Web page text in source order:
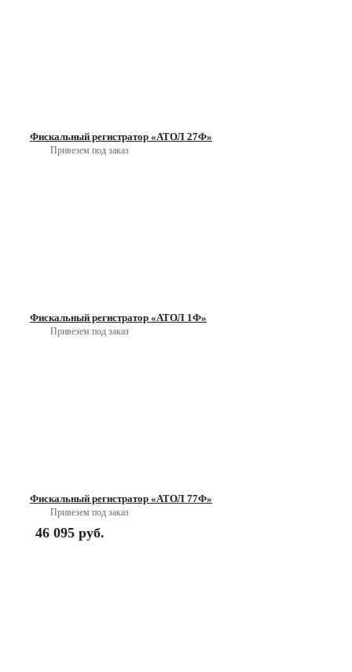
Фискальный регистратор «АТОЛ 27Ф»
Привезем под заказ
Фискальный регистратор «АТОЛ 1Ф»
Привезем под заказ
Фискальный регистратор «АТОЛ 77Ф»
Привезем под заказ
46 095 руб.